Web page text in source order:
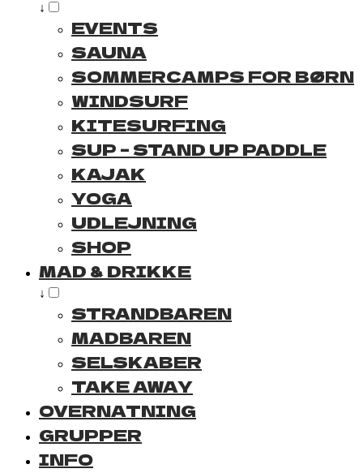
↓
EVENTS
SAUNA
SOMMERCAMPS FOR BØRN
WINDSURF
KITESURFING
SUP – STAND UP PADDLE
KAJAK
YOGA
UDLEJNING
SHOP
MAD & DRIKKE
↓
STRANDBAREN
MADBAREN
SELSKABER
TAKE AWAY
OVERNATNING
GRUPPER
INFO